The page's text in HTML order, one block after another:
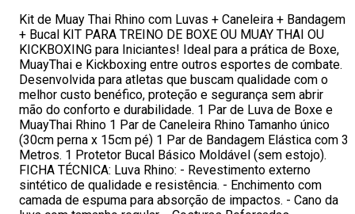
Kit de Muay Thai Rhino com Luvas + Caneleira + Bandagem
+ Bucal KIT PARA TREINO DE BOXE OU MUAY THAI OU
KICKBOXING para Iniciantes! Ideal para a prática de Boxe,
MuayThai e Kickboxing entre outros esportes de combate.
Desenvolvida para atletas que buscam qualidade com o
melhor custo benéfico, proteção e segurança sem abrir
mão do conforto e durabilidade. 1 Par de Luva de Boxe e
MuayThai Rhino 1 Par de Caneleira Rhino Tamanho único
(30cm perna x 15cm pé) 1 Par de Bandagem Elástica com 3
Metros. 1 Protetor Bucal Básico Moldável (sem estojo).
FICHA TÉCNICA: Luva Rhino: - Revestimento externo
sintético de qualidade e resistência. - Enchimento com
camada de espuma para absorção de impactos. - Cano da